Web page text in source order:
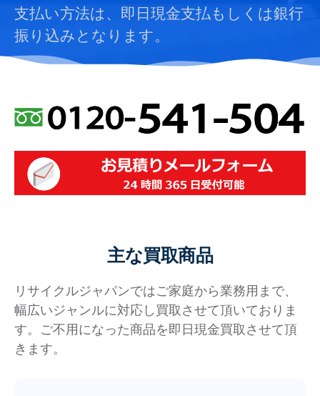
支払い方法は、即日現金支払もしくは銀行
振り込みとなります。
主な買取商品
リサイクルジャパンではご家庭から業務用まで、
幅広いジャンルに対応し買取させて頂いておりま
す。ご不用になった商品を即日現金買取させて頂
きます。